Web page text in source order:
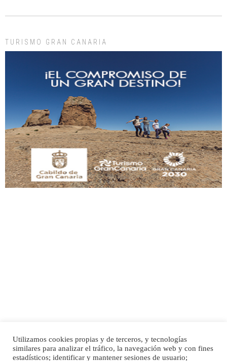
días, ella incluida...
Gato manso encontrado
Este gato macho ha aparecido en la calle hace menos de un mes, es muy
manso y extremadamente cari...
Leales.org » Gran Canaria | 9.7.2025
SHIBA PERDIDO AVDA JOSE MESA Y LOPEZ
PERRO MACHO RAZA SHIBA CON MICROCHIP PERDIDO HOY 06/07/2025 ZONA
TURISMO GRAN CANARIA
Utilizamos cookies propias y de terceros, y tecnologías
similares para analizar el tráfico, la navegación web y con fines
estadísticos; identificar y mantener sesiones de usuario;